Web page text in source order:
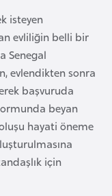
isteyen
evliliğin belli bir
Senegal
evlendikten sonra
başvuruda
beyan
hayati öneme
için